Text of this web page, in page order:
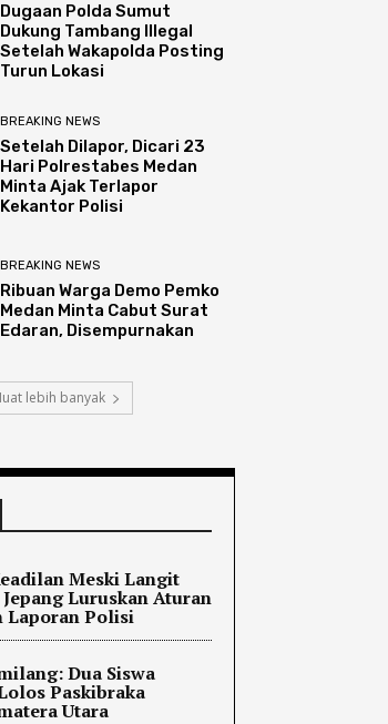
Dugaan Polda Sumut
Dukung Tambang Illegal
Setelah Wakapolda Posting
Turun Lokasi
BREAKING NEWS
Setelah Dilapor, Dicari 23
Hari Polrestabes Medan
Minta Ajak Terlapor
Kekantor Polisi
BREAKING NEWS
Ribuan Warga Demo Pemko
Medan Minta Cabut Surat
Edaran, Disempurnakan
lebih banyak
Meski Langit
Luruskan Aturan
Laporan Polisi
Dua Siswa
Paskibraka
Utara